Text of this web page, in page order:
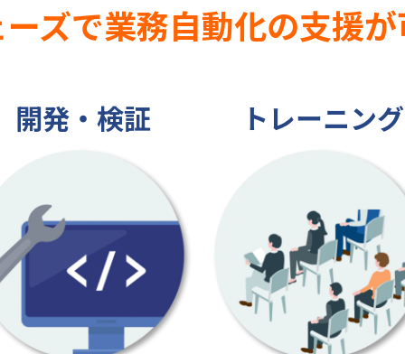
ズで業務自動化の支援
開発・検証 トレーニング